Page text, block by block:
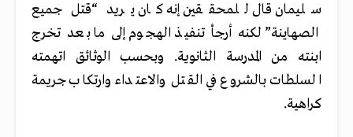
سليمان قال للمحققين إنه كان يريد “قتل جميع
الصهاينة” لكنه أرجأ تنفيذ الهجوم إلى ما بعد تخرج
ابنته من المدرسة الثانوية. وبحسب الوثائق اتهمته
السلطات بالشروع في القتل والاعتداء وارتكاب جريمة
كراهية.